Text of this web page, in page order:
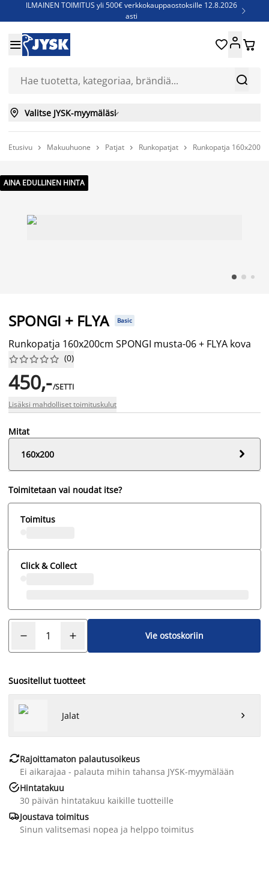
ILMAINEN TOIMITUS yli 500€ verkkokauppaostoksille 12.8.2026
asti

Jenkkisänkyjä - Säästä jopa 60%


 
 Valitse JYSK-myymäläsi
Etusivu  Makuuhuone  Patjat  Runkopatjat  Runkopatja
AINA EDULLINEN HINTA
SPONGI + FLYA Basic
Runkopatja 160x200cm SPONGI musta-06 + FLYA kova





 (0)
450,-/SETTI
Lisäksi mahdolliset toimituskulut
Mitat
160x200

Toimitetaan vai noudat itse?
Toimitus
Click & Collect
Vie ostoskoriin
Suositellut tuotteet
Jalat 
Rajoittamaton palautusoikeus
Ei aikarajaa - palauta mihin tahansa JYSK-myymälään
Hintatakuu
30 päivän hintatakuu kaikille tuotteille
Joustava toimitus
Sinun valitsemasi nopea ja helppo toimitus